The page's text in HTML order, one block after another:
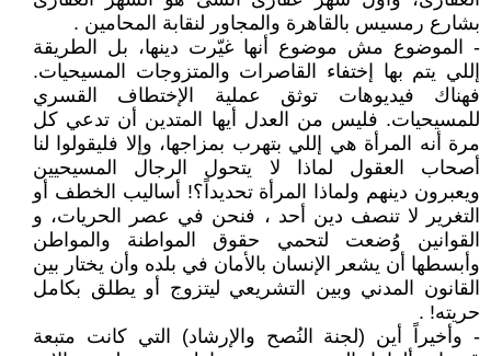
بشارع رمسيس بالقاهرة والمجاور لنقابة المحامين .
- الموضوع مش موضوع أنها غيّرت دينها، بل الطريقة
إللي يتم بها إختفاء القاصرات والمتزوجات المسيحيات.
فهناك فيديوهات توثق عملية الإختطاف القسري
للمسيحيات. فليس من العدل أيها المتدين أن تدعي كل
مرة أنه المرأة هي إللي بتهرب بمزاجها، وإلا فليقولوا لنا
أصحاب العقول لماذا لا يتحول الرجال المسيحيين
ويعبرون دينهم ولماذا المرأة تحديداً؟! أساليب الخطف أو
التغرير لا تنصف دين أحد ، فنحن في عصر الحريات، و
القوانين وُضعت لتحمي حقوق المواطنة والمواطن
وأبسطها أن يشعر الإنسان بالأمان في بلده وأن يختار بين
القانون المدني وبين التشريعي ليتزوج أو يطلق بكامل
حريته! .
- وأخيراً أين (لجنة النُصح والإرشاد) التي كانت متبعة